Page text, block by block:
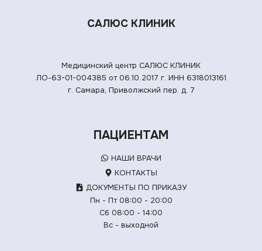
САЛЮС КЛИНИК
Медицинский центр САЛЮС КЛИНИК
ЛО-63-01-004385 от 06.10.2017 г. ИНН 6318013161
г. Самара, Приволжский пер. д. 7
ПАЦИЕНТАМ
НАШИ ВРАЧИ
КОНТАКТЫ
ДОКУМЕНТЫ ПО ПРИКАЗУ
Пн - Пт 08:00 - 20:00
Сб 08:00 - 14:00
Вс - выходной